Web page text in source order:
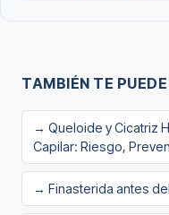
TAMBIÉN TE
→ Queloide y Cicatriz
Capilar: Riesgo,
→ Finasterida antes